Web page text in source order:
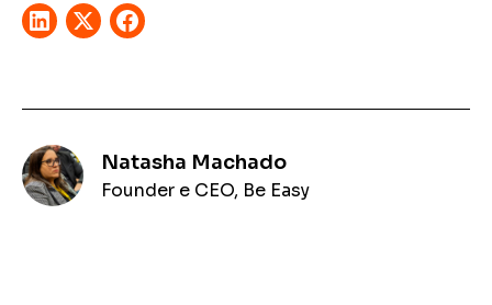
Natasha Machado
Founder e CEO, Be Easy